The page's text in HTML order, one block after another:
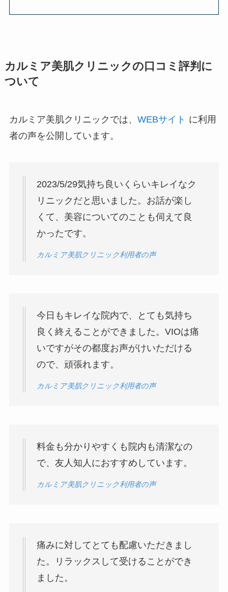
カルミア美肌クリニックの口コミ評判に
ついて
カルミア美肌クリニックでは、 WEBサイト に利用
者の声を公開しています。
2023/5/29気持ち良いくらいキレイなク
リニックだと思いました。お話が楽し
くて、美容についてのことも伺えて良
かったです。
カルミア美肌クリニック利用者の声
今日もキレイな院内で、とても気持ち
良く終えることができました。VIOは痛
いですがその都度お声がけいただける
ので、頑張れます。
カルミア美肌クリニック利用者の声
料金も分かりやすくも院内も清潔なの
で、友人知人におすすめしています。
カルミア美肌クリニック利用者の声
痛みに対してとても配慮いただきまし
た。リラックスして受けることができ
ました。